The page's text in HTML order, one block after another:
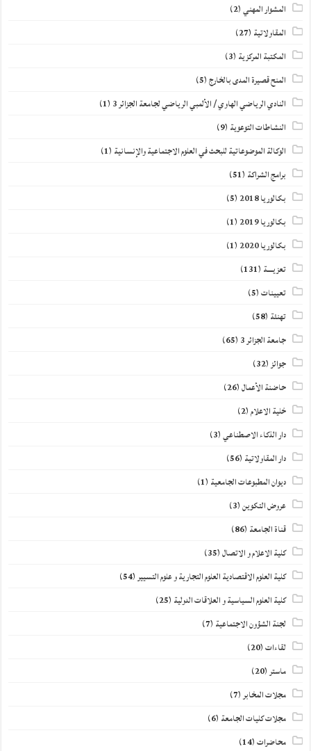
المشوار المهني(2)
المقاولاتية (27)
المكتبة المركزية (3)
المنح قصيرة المدى بالخارج(5)
النادي الرياضي الهاوي / الألمبي الرياضي لجامعة الجزائر 3 (1)
النشاطات التوعوية (9)
الوكالة الموضوعاتية للبحث في العلوم الاجتماعية والإنسانية (1)
برامج الشراكة (51)
بكالوريا 2018
(5)
بكالوريا 2019
(1)
بكالوريا 2020
(1)
تعزيــــة (131)
تعيينات(5)
تهنئة (58)
جامعة الجزائر 3 (65)
جوائز(32)
حاضنة الأعمال(26)
خلية الاعلام(2)
دار الذكاء الاصطناعي(3)
دار المقاولاتية (56)
ديوان المطبوعات الجامعية (1)
عروض التكوين(3)
قناة الجامعة (86)
كلية الاعلام و الاتصال(35)
كلية العلوم الاقتصادية العلوم التجارية و علوم التسيير(54)
كلية العلوم السياسية و العلاقات الدولية (25)
لجنة الشؤون الاجتماعية (7)
لقاءات(20)
ماستر(20)
مجلات المخابر(7)
مجلات كليات الجامعة (6)
محاضرات(14)